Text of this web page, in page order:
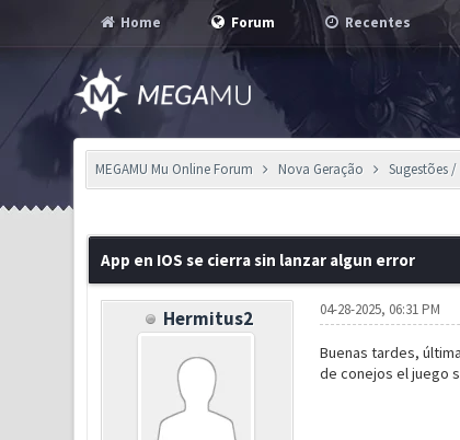
Home Forum Recentes
MEGAMU Mu Online Forum Nova Geração Sugestões
App en IOS se cierra sin lanzar algun error
Hermitus2 04-28-2025, 06:31 PM
Buenas tardes,
de conejos el juego